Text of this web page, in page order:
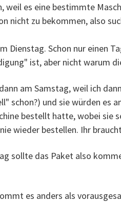
weil es eine bestimmte
nicht zu bekommen, also
Dienstag. Schon nur einen
ist, aber nicht warum
am Samstag, weil ich
schon?) und sie würden es
bestellt hatte, wobei sie
wieder bestellen. Ihr
sollte das Paket also
es anders als